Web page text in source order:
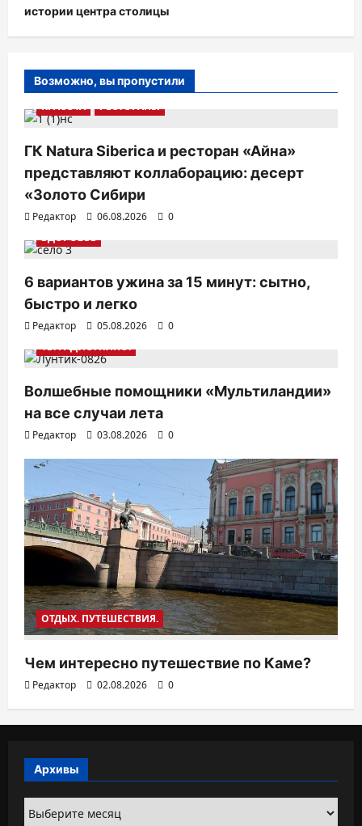
истории центра столицы
Возможно, вы пропустили
КРАСОТА
РЕСТОРАНЫ
ГК Natura Siberica и ресторан «Айна»
представляют коллаборацию: десерт
«Золото Сибири
Редактор 06.08.2026
0
ЗДОРОВЬЕ
6 вариантов ужина за 15 минут: сытно,
быстро и легко
Редактор 05.08.2026
0
ТВ. РАДИО. КИНО.
Волшебные помощники «Мультиландии»
на все случаи лета
Редактор 03.08.2026 0
ОТДЫХ. ПУТЕШЕСТВИЯ.
Чем интересно путешествие по Каме?
Редактор 02.08.2026 0
Архивы
Архивы